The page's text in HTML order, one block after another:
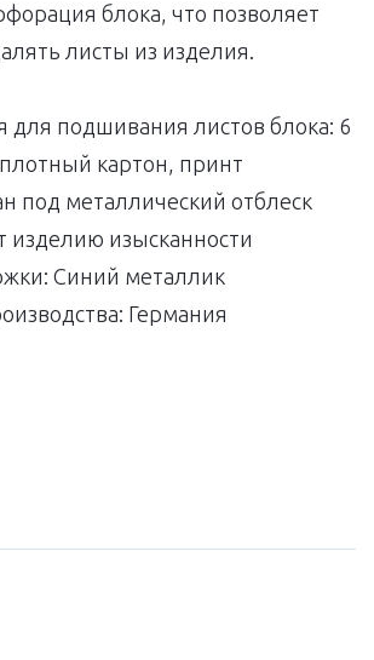
блока, что позволяет
листы из изделия.
для подшивания листов блока: 6
картон, принт
под металлический отблеск
изделию изысканности
Синий металлик
Германия